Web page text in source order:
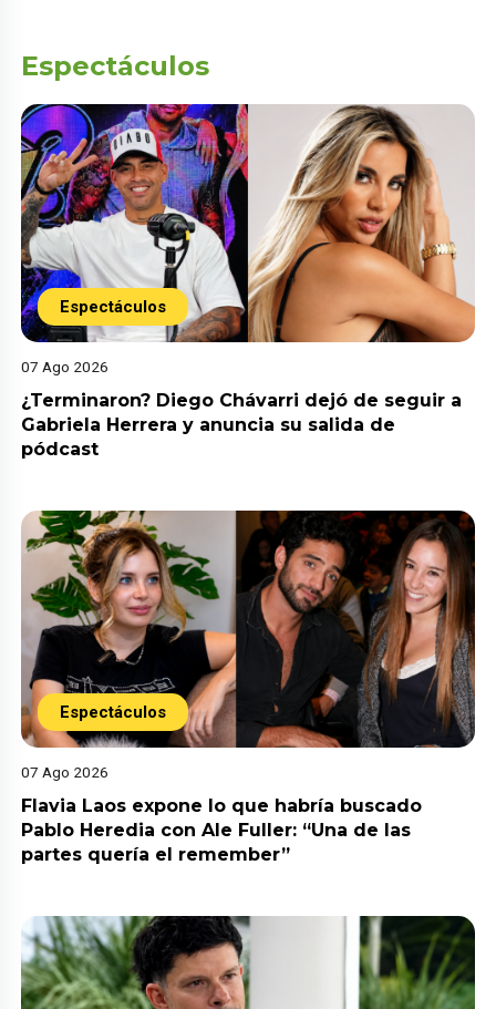
Espectáculos
Espectáculos
07 Ago 2026
¿Terminaron? Diego Chávarri dejó de seguir a
Gabriela Herrera y anuncia su salida de
pódcast
Espectáculos
07 Ago 2026
Flavia Laos expone lo que habría buscado
Pablo Heredia con Ale Fuller: “Una de las
partes quería el remember”